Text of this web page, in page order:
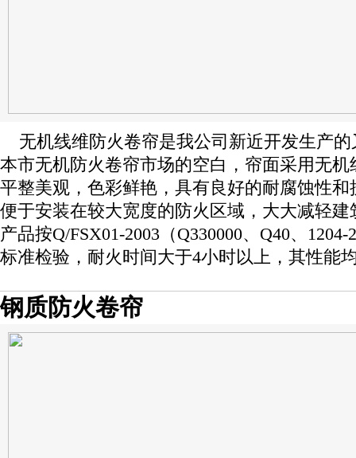
无机线维防火卷帘是我公司新近开发生产
本市无机防火卷帘市场的空白，帘面采用无
平整美观，色彩鲜艳，具有良好的耐腐蚀性
便于安装在较大宽度的防火区域，大大减轻
产品按Q/FSX01-2003（Q330000、Q40、
标准检验，耐火时间大于4小时以上，其性能
钢质防火卷帘